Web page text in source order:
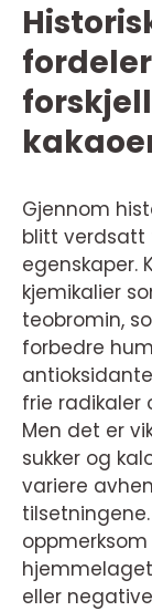
Gjennom
blitt verdsatt
egenskaper.
kjemikalier
teobromin,
forbedre
frie radikaler
Men det er
sukker og
variere
eller